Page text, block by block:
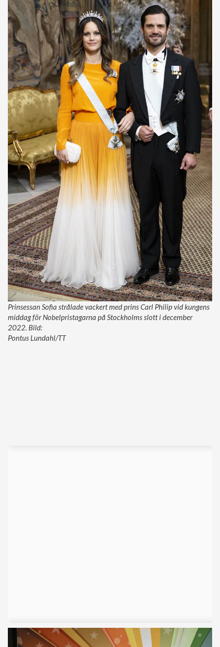
Prinsessan Sofia strålade vackert med prins Carl Philip vid kungens
middag för Nobelpristagarna på Stockholms slott i december
2022. Bild:
Pontus Lundahl/TT